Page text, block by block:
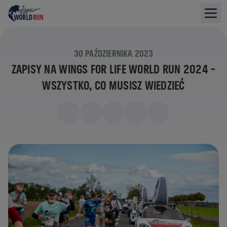
30 PAŹDZIERNIKA 2023
ZAPISY NA WINGS FOR LIFE WORLD RUN 2024 –
WSZYSTKO, CO MUSISZ WIEDZIEĆ